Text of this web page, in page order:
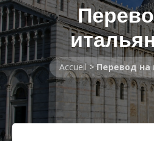
Accueil>Перевод на